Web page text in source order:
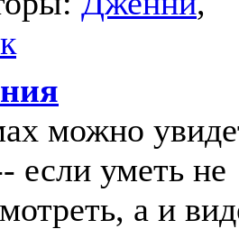
можно
если уметь не
а и